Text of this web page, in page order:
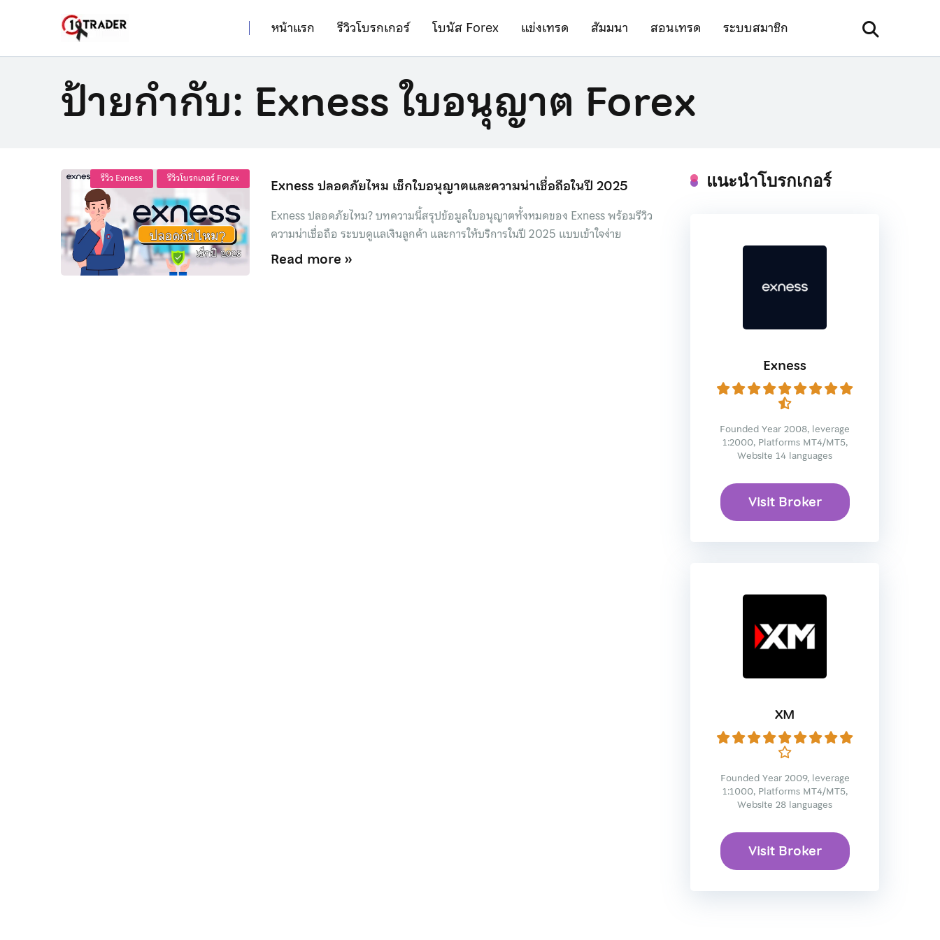
หน้าแรก รีวิวโบรกเกอร์ โบนัส Forex แข่งเทรด สัมมนา สอนเทรด ระบบสมาชิก
ป้ายกำกับ: Exness ใบอนุญาต Forex
รีวิว Exness รีวิวโบรกเกอร์ Forex Exness ปลอดภัยไหม เช็กใบอนุญาตและความน่าเชื่อถือในปี 2025
Exness ปลอดภัยไหม? บทความนี้สรุปข้อมูลใบอนุญาตทั้งหมดของ Exness พร้อมรีวิว
ความน่าเชื่อถือ ระบบดูแลเงินลูกค้า และการให้บริการในปี 2025 แบบเข้าใจง่าย
Read more »
แนะนำโบรกเกอร์
Exness
Founded Year 2008, leverage
1:2000, Platforms MT4/MT5,
Website 14 languages
Visit Broker
XM
Founded Year 2009, leverage
1:1000, Platforms MT4/MT5,
Website 28 languages
Visit Broker